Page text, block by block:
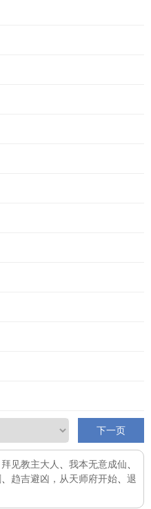
下一页
拜见教主大人 我本无意成仙
趋吉避凶，从天师府开始
退